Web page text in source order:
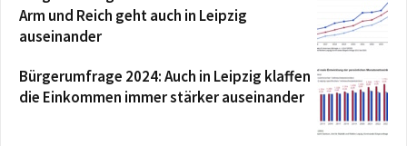
Arm und Reich geht auch in Leipzig
auseinander
Bürgerumfrage 2024: Auch in Leipzig klaffen
die Einkommen immer stärker auseinander